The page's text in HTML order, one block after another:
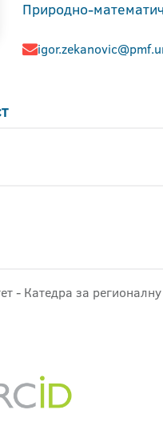
Природно-
- Катедра за регионалну